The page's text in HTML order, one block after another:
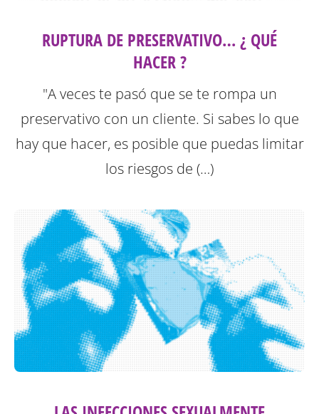
RUPTURA DE PRESERVATIVO… ¿ QUÉ
HACER ?
"A veces te pasó que se te rompa un
preservativo con un cliente. Si sabes lo que
hay que hacer, es posible que puedas limitar
los riesgos de (…)